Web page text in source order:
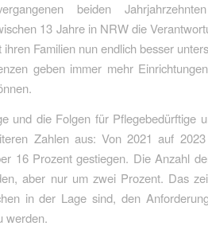
beiden
13 Jahre in NRW die
Familien nun endlich besser
geben immer mehr
und die Folgen für Pflegebedürftige
Zahlen aus: Von 2021 auf
16 Prozent gestiegen. Die Anzahl
aber nur um zwei Prozent. Das
in der Lage sind, den
werden.